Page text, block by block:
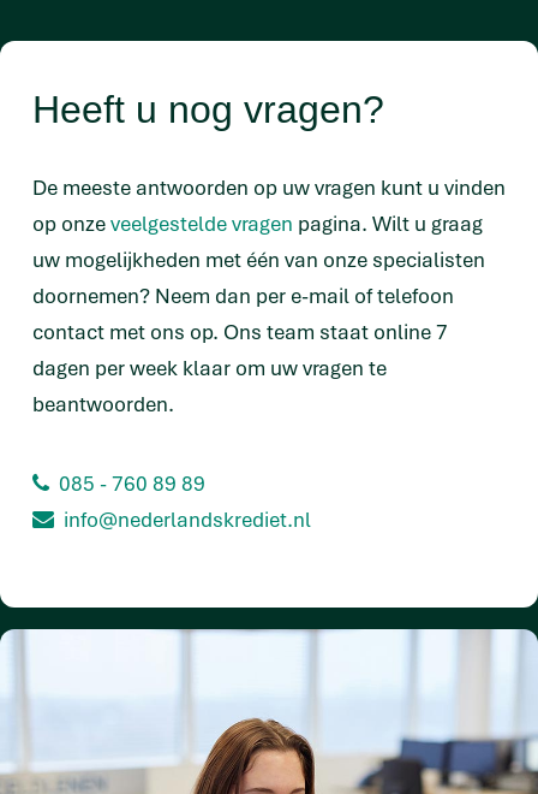
Heeft u nog vragen?
De meeste antwoorden op uw vragen kunt u vinden
op onzeveelgestelde vragen pagina. Wilt u graag
uw mogelijkheden met één van onze specialisten
doornemen? Neem dan per e-mail of telefoon
contact met ons op. Ons team staat online 7
dagen per week klaar om uw vragen te
beantwoorden.
085 - 760 89 89
info@nederlandskrediet.nl